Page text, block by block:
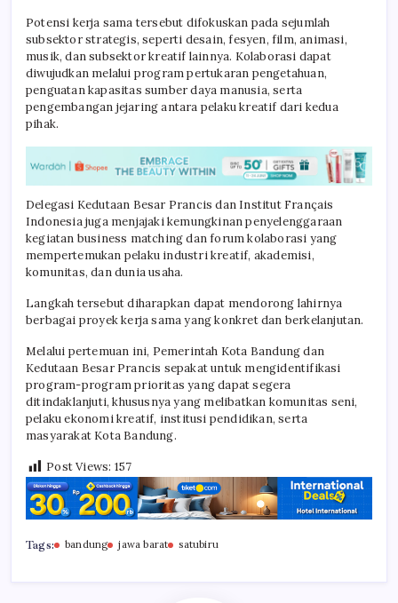
Potensi kerja sama tersebut difokuskan pada sejumlah
subsektor strategis, seperti desain, fesyen, film, animasi,
musik, dan subsektor kreatif lainnya. Kolaborasi dapat
diwujudkan melalui program pertukaran pengetahuan,
penguatan kapasitas sumber daya manusia, serta
pengembangan jejaring antara pelaku kreatif dari kedua
pihak.
Delegasi Kedutaan Besar Prancis dan Institut Français
Indonesia juga menjajaki kemungkinan penyelenggaraan
kegiatan business matching dan forum kolaborasi yang
mempertemukan pelaku industri kreatif, akademisi,
komunitas, dan dunia usaha.
Langkah tersebut diharapkan dapat mendorong lahirnya
berbagai proyek kerja sama yang konkret dan berkelanjutan.
Melalui pertemuan ini, Pemerintah Kota Bandung dan
Kedutaan Besar Prancis sepakat untuk mengidentifikasi
program-program prioritas yang dapat segera
ditindaklanjuti, khususnya yang melibatkan komunitas seni,
pelaku ekonomi kreatif, institusi pendidikan, serta
masyarakat Kota Bandung.
Post Views: 157
Tags: bandung jawa barat satubiru